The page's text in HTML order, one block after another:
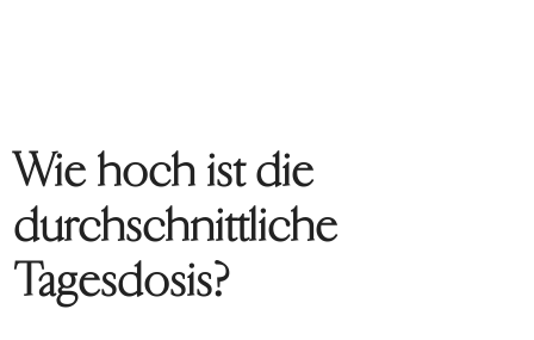
Wie hoch ist die
durchschnittliche
Tagesdosis?